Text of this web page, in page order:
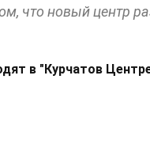
что новый центр
в "Курчатов